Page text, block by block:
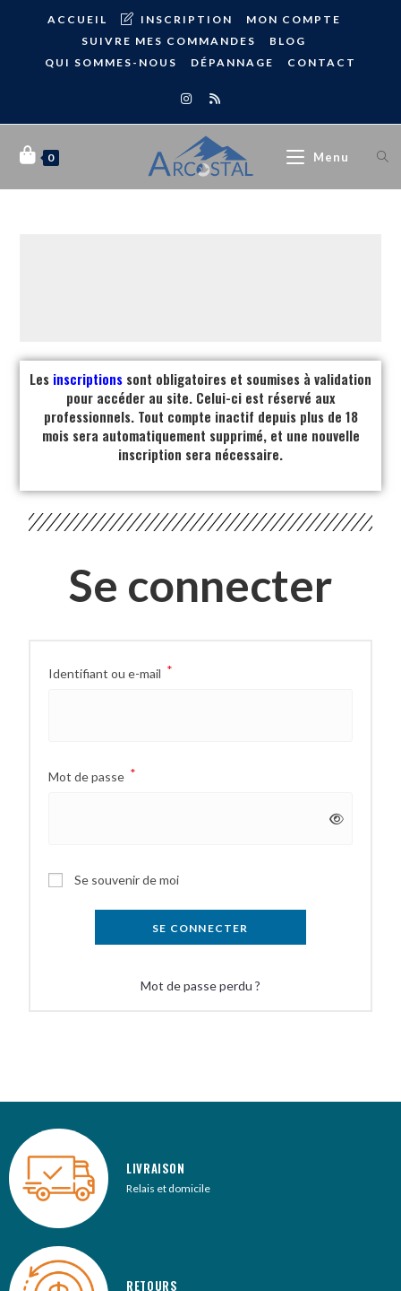
ACCUEIL INSCRIPTION
MON COMPTE
SUIVRE MES COMMANDES
BLOG
QUI SOMMES-NOUS
DÉPANNAGE CONTACT
0 Menu
Les inscriptions sont obligatoires et soumises à validation
pour accéder au site. Celui-ci est réservé aux
professionnels. Tout compte inactif depuis plus de 18
mois sera automatiquement supprimé, et une nouvelle
inscription sera nécessaire.
Se connecter
Identifiant ou e-mail *
Mot de passe *
A
e
Se souvenir de moi
SE CONNECTER
Mot de passe perdu ?
LIVRAISON
Relais et domicile
RETOURS